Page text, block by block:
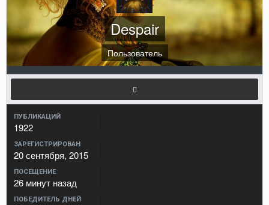
Despair
Пользователь
ПУБЛИКАЦИЙ
1922
ЗАРЕГИСТРИРОВАН
20 сентября, 2015
ПОСЕЩЕНИЕ
26 минут назад
ПОБЕДИТЕЛЬ ДНЕЙ